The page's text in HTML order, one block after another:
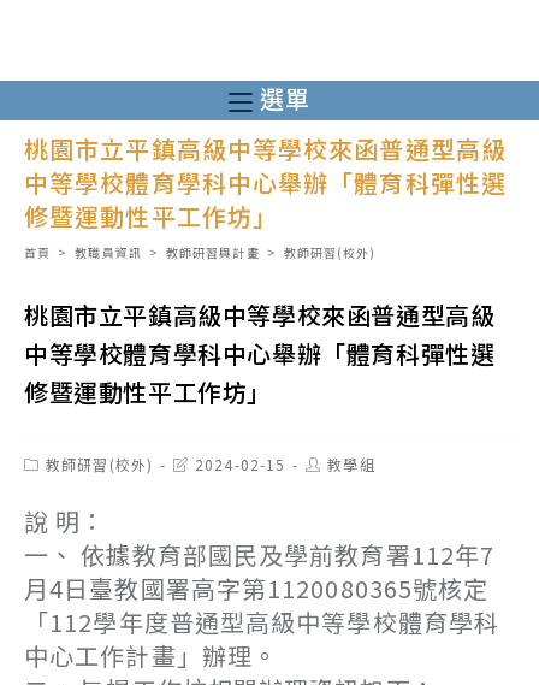
至
主
要
容
選單
桃園市立平鎮高級中等學校來函普通型高級
中等學校體育學科中心舉辦「體育科彈性選
修暨運動性平工作坊」
首頁 > 教職員資訊 > 教師研習與計畫 > 教師研習(校外)
桃園市立平鎮高級中等學校來函普通型高級
中等學校體育學科中心舉辦「體育科彈性選
修暨運動性平工作坊」
Post教師研習(校外)
Post2024-02-15
Post教學組
說 明：
一、 依據教育部國民及學前教育署112年7
月4日臺教國署高字第1120080365號核定
「112學年度普通型高級中等學校體育學科
中心工作計畫」辦理。